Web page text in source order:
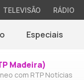
TELEVISÃO RÁDIO
Especiais
Madeira)
com RTP Notícias